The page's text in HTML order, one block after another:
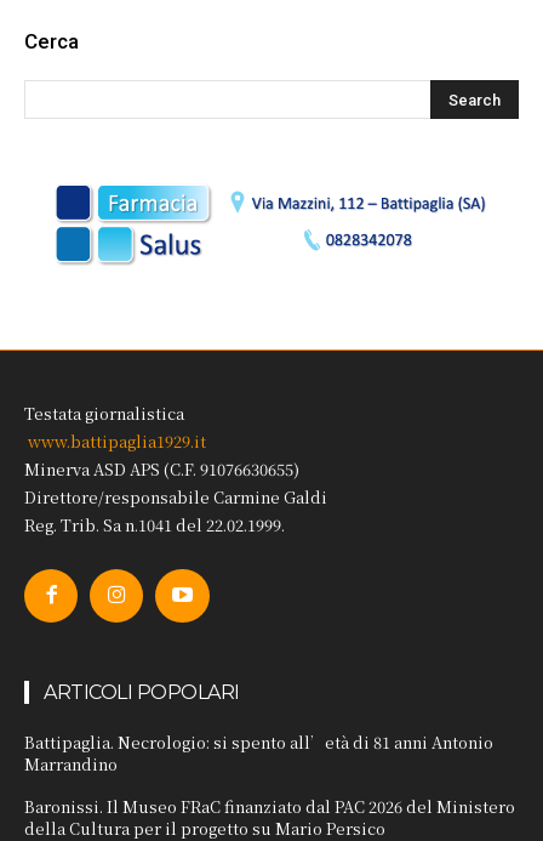
Cerca
Testata giornalistica
www.battipaglia1929.it
Minerva ASD APS (C.F. 91076630655)
Direttore/responsabile Carmine Galdi
Reg. Trib. Sa n.1041 del 22.02.1999.
ARTICOLI POPOLARI
Battipaglia. Necrologio: si spento all’età di 81 anni Antonio
Marrandino
Baronissi. Il Museo FRaC finanziato dal PAC 2026 del Ministero
della Cultura per il progetto su Mario Persico